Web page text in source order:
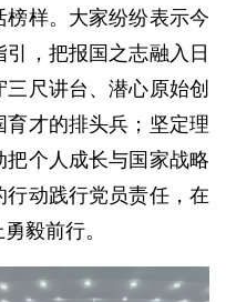
样。大家纷纷表示今
，把报国之志融入日
尺讲台、潜心原始创
才的排头兵；坚定理
个人成长与国家战略
动践行党员责任，在
毅前行。